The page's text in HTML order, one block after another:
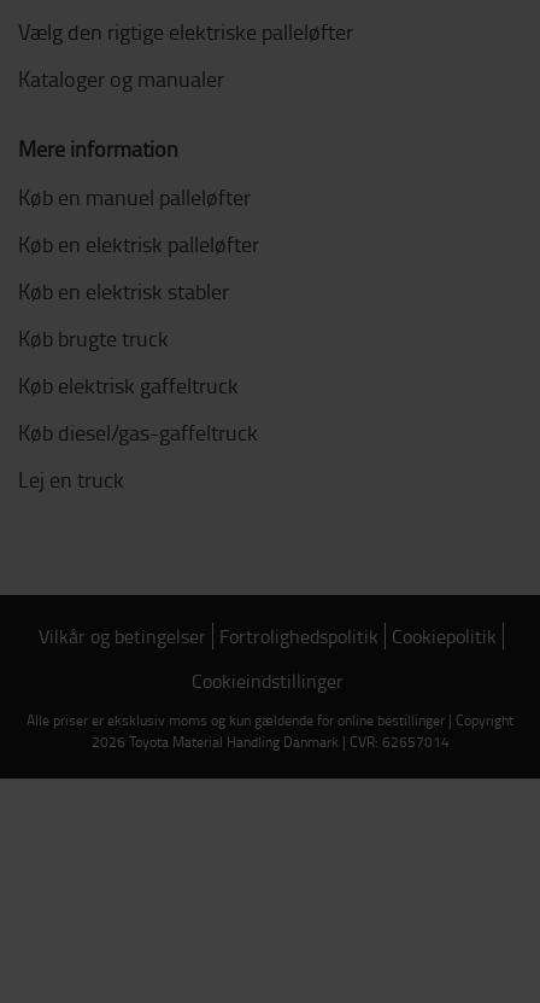
Vælg den rigtige elektriske palleløfter
Kataloger og manualer
Mere information
Køb en manuel palleløfter
Køb en elektrisk palleløfter
Køb en elektrisk stabler
Køb brugte truck
Køb elektrisk gaffeltruck
Køb diesel/gas-gaffeltruck
Lej en truck
Vilkår og betingelser Fortrolighedspolitik Cookiepolitik
Cookieindstillinger
Alle priser er eksklusiv moms og kun gældende for online bestillinger | Copyright
2026 Toyota Material Handling Danmark | CVR: 62657014